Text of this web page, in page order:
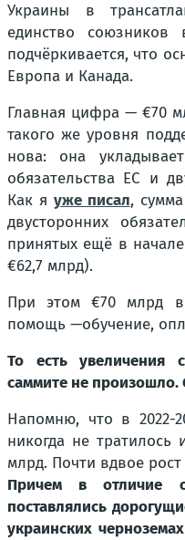
Украины в
единство
подчёркивается, что
Европа и Канада.
Главная цифра — €70
такого же уровня
нова: она
обязательства ЕС и
Как я уже писал,
двусторонних
принятых ещё в
€62,7 млрд).
При этом €70 млрд
помощь —обучение,
То есть
саммите не произошло.
Напомню, что в 2022-
никогда не тратилось
млрд. Почти вдвое
Причем в отличие
поставлялись
украинских